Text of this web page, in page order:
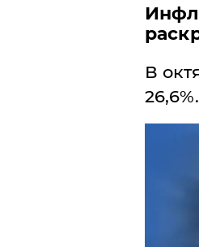
Военное
В
26,6%.